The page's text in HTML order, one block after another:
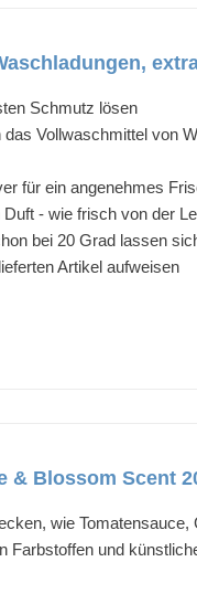
Schmutz lösen
Vollwaschmittel von
für ein angenehmes
- wie frisch von der
bei 20 Grad lassen
Artikel aufweisen
Blossom Scent
wie Tomatensauce,
und